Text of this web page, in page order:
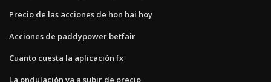
Precio de las acciones de hon hai hoy
Acciones de paddypower betfair
Cuanto cuesta la aplicación fx
La ondulación va a subir de precio